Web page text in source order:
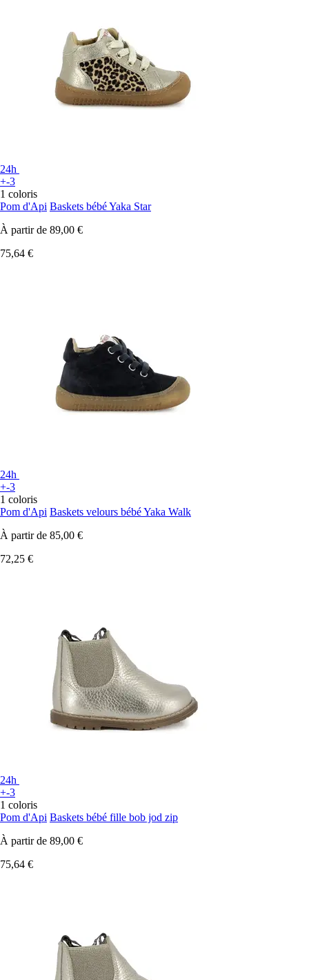
24h
+-3
1 coloris
Pom d'Api Baskets bébé Yaka Star
À partir de 89,00 €
75,64 €
24h
+-3
1 coloris
Pom d'Api Baskets velours bébé Yaka Walk
À partir de 85,00 €
72,25 €
24h
+-3
1 coloris
Pom d'Api Baskets bébé fille bob jod zip
À partir de 89,00 €
75,64 €